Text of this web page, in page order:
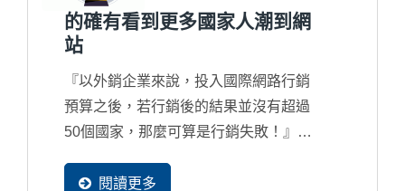
的確有看到更多國家人潮到網
站
『以外銷企業來說，投入國際網路行銷
預算之後，若行銷後的結果並沒有超過
50個國家，那麼可算是行銷失敗！』正
而現在搜尋引擎也都完全在地化在服
閱讀更多